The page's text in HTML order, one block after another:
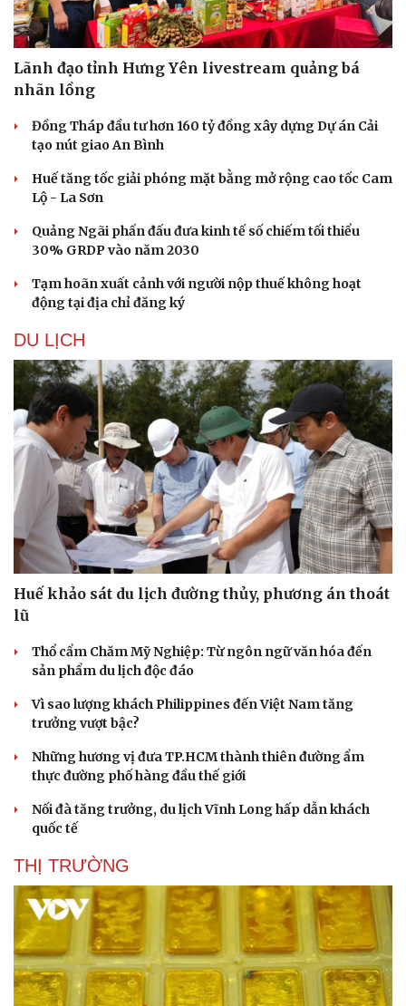
Sức khỏe
Dinh dưỡng - món ngon
Cây thuốc
Sản phụ khoa
Nhi khoa
Nam khoa
Làm đẹp - giảm cân
Phòng mạch online
Ăn sạch sống khỏe
Đời sống
Lãnh đạo tỉnh Hưng Yên livestream quảng bá
nhãn lồng
Đồng Tháp đầu tư hơn 160 tỷ đồng xây dựng Dự án Cải
tạo nút giao An Bình
Huế tăng tốc giải phóng mặt bằng mở rộng cao tốc Cam
Lộ - La Sơn
Quảng Ngãi phấn đấu đưa kinh tế số chiếm tối thiểu
30% GRDP vào năm 2030
Tạm hoãn xuất cảnh với người nộp thuế không hoạt
động tại địa chỉ đăng ký
DU LỊCH
Huế khảo sát du lịch đường thủy, phương án thoát
lũ
Thổ cẩm Chăm Mỹ Nghiệp: Từ ngôn ngữ văn hóa đến
sản phẩm du lịch độc đáo
Vì sao lượng khách Philippines đến Việt Nam tăng
trưởng vượt bậc?
Những hương vị đưa TP.HCM thành thiên đường ẩm
thực đường phố hàng đầu thế giới
Nối đà tăng trưởng, du lịch Vĩnh Long hấp dẫn khách
quốc tế
THỊ TRƯỜNG